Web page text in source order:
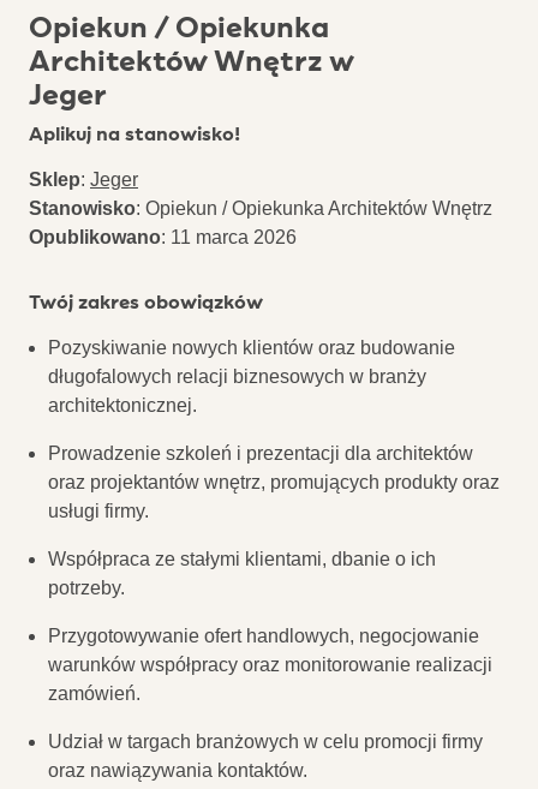
Opiekun / Opiekunka
Architektów Wnętrz w
Jeger
Aplikuj na stanowisko!
Sklep: Jeger
Stanowisko: Opiekun / Opiekunka Architektów Wnętrz
Opublikowano: 11 marca 2026
Twój zakres obowiązków
Pozyskiwanie nowych klientów oraz budowanie
długofalowych relacji biznesowych w branży
architektonicznej.
Prowadzenie szkoleń i prezentacji dla architektów
oraz projektantów wnętrz, promujących produkty oraz
usługi firmy.
Współpraca ze stałymi klientami, dbanie o ich
potrzeby.
Przygotowywanie ofert handlowych, negocjowanie
warunków współpracy oraz monitorowanie realizacji
zamówień.
Udział w targach branżowych w celu promocji firmy
oraz nawiązywania kontaktów.